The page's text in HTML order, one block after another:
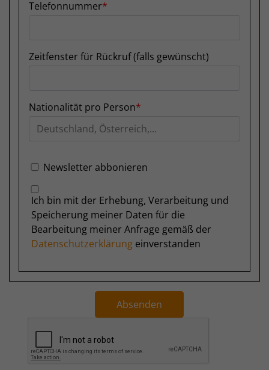
Telefonnummer
Zeitfenster für Rückruf (falls gewünscht)
Nationalität pro Person
Newsletter abbonieren
Ich bin mit der Erhebung, Verarbeitung und
Speicherung meiner Daten für die
Bearbeitung meiner Anfrage gemäß der
Datenschutzerklärung einverstanden
Absenden